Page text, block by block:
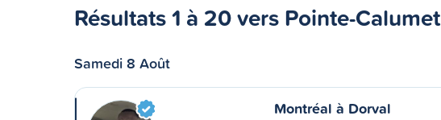
Résultats 1 à 20 vers Pointe-Calumet
Samedi 8 Août
Montréal à Dorval